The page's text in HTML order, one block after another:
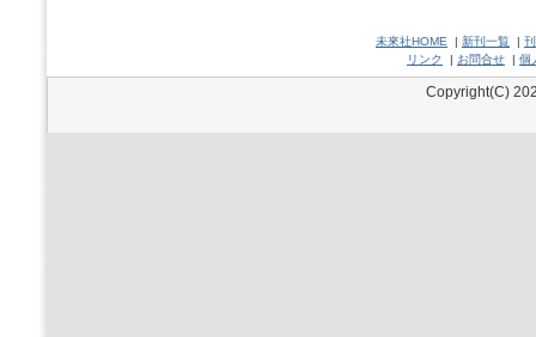
未來社HOME | 新刊一覧 |
リンク
| お問合せ | 個
Copyright(C)